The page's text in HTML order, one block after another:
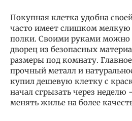
Покупная клетка удобна
часто имеет слишком мелкую
полки. Своими руками можно
дворец из безопасных
размеры под комнату.
прочный металл и
купил дешевую клетку с
начал сгрызать через
менять жилье на более